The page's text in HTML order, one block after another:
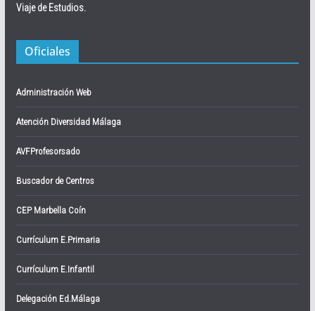
Viaje de Estudios.
Oficiales
Administración Web
Atención Diversidad Málaga
AVFProfesorsado
Buscador de Centros
CEP Marbella Coín
Currículum E.Primaria
Currículum E.Infantil
Delegación Ed.Málaga